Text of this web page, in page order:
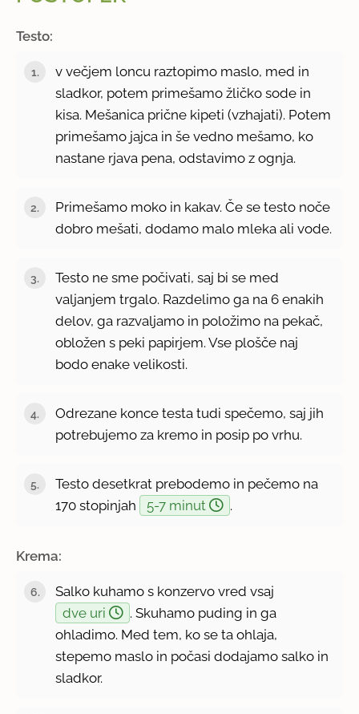
Testo:
v večjem loncu raztopimo maslo, med in
sladkor, potem primešamo žličko sode in
kisa. Mešanica prične kipeti (vzhajati). Potem
primešamo jajca in še vedno mešamo, ko
nastane rjava pena, odstavimo z ognja.
Primešamo moko in kakav. Če se testo noče
dobro mešati, dodamo malo mleka ali vode.
Testo ne sme počivati, saj bi se med
valjanjem trgalo. Razdelimo ga na 6 enakih
delov, ga razvaljamo in položimo na pekač,
obložen s peki papirjem. Vse plošče naj
bodo enake velikosti.
Odrezane konce testa tudi spečemo, saj jih
potrebujemo za kremo in posip po vrhu.
Testo desetkrat prebodemo in pečemo na
170 stopinjah
5-7 minut .
Krema:
Salko kuhamo s konzervo vred vsaj
dve uri
. Skuhamo puding in ga
ohladimo. Med tem, ko se ta ohlaja,
stepemo maslo in počasi dodajamo salko in
sladkor.